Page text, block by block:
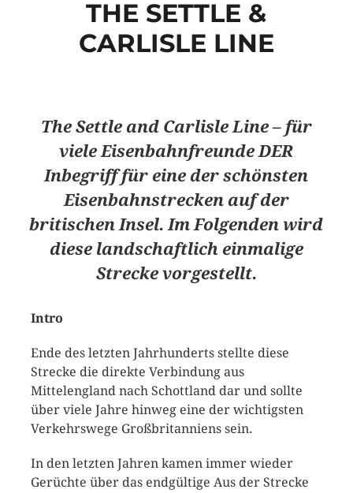
THE SETTLE &
CARLISLE LINE
The Settle and Carlisle Line – für
viele Eisenbahnfreunde DER
Inbegriff für eine der schönsten
Eisenbahnstrecken auf der
britischen Insel. Im Folgenden wird
diese landschaftlich einmalige
Strecke vorgestellt.
Intro
Ende des letzten Jahrhunderts stellte diese
Strecke die direkte Verbindung aus
Mittelengland nach Schottland dar und sollte
über viele Jahre hinweg eine der wichtigsten
Verkehrswege Großbritanniens sein.
In den letzten Jahren kamen immer wieder
Gerüchte über das endgültige Aus der Strecke